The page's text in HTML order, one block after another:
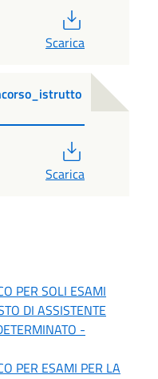
Scarica
Scarica
PER SOLI ESAMI
DI ASSISTENTE
-
PER ESAMI PER LA